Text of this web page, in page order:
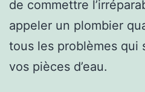
de commettre
appeler un plombier
tous les problèmes qui
vos pièces d’eau.